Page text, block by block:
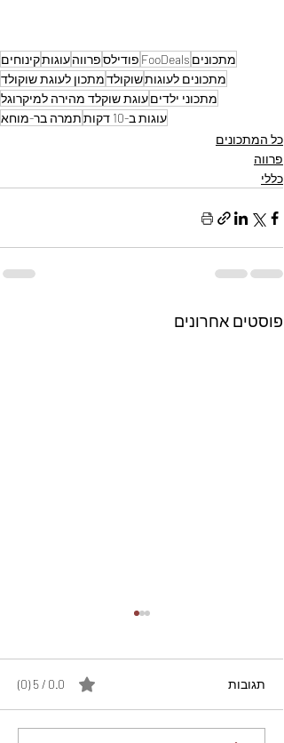
מתכונים FooDeals פודילספרווהעוגותקינוחים
מתכונים לעוגותשוקולדמתכון לעוגת שוקולד
מתכוני ילדיםעוגת שוקלד מהירה למיקרוגל
עוגות ב-10 דקות
תמרה בר-מוחא
כל המתכונים
פרווה
כללי
פוסטים אחרונים
תגובות 0.0 / 5 ‏(0)